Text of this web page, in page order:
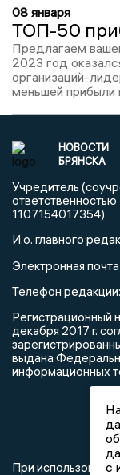
08 января
Предлагаем
2023 год
организаций-
меньшей
НОВОСТИ
БРЯНСКА
Учредитель
1107154017354)
И.о. главного
Электронная
Телефон
декабря 2017 г.
выдана
информационных
При
с